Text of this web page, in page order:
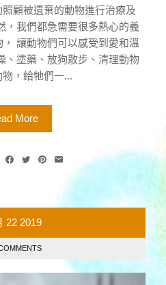
顧被遺棄的動物進行治療及
，我們都急需要很多熱心的義
讓動物們可以感受到愛和溫
、塗藥、放狗散步、清理動物
，給牠們一...
More
22 2019